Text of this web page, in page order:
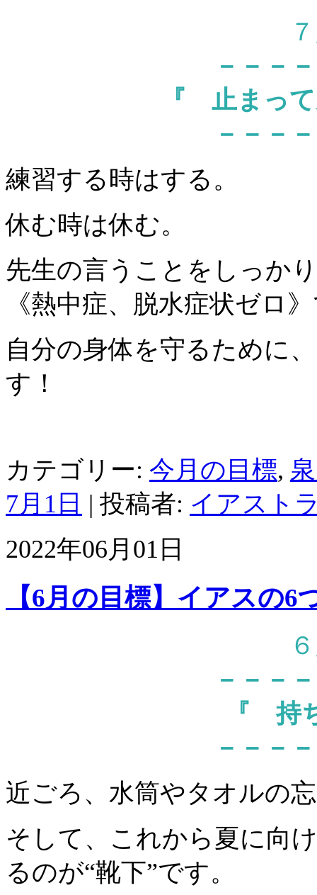
－－－
『 止まって
－－－
練習する時はする。
休む時は休む。
先生の言うことをしっか
《熱中症、脱水症状ゼロ
自分の身体を守るために
す！
カテゴリー: 今月の目標,
7月1日 | 投稿者: イアスト
2022年06月01日
【6月の目標】イアスの6
－－－
『持
－－－
近ごろ、水筒やタオルの
そして、これから夏に向
るのが“靴下”です。